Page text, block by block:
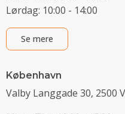
Lørdag: 10:00 - 14:00
Se mere
København
Valby Langgade 30, 2500